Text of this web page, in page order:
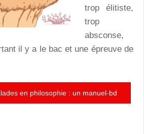
trop élitiste,
trop
absconse,
il y a le bac et une épreuve de
en philosophie : un manuel-bd